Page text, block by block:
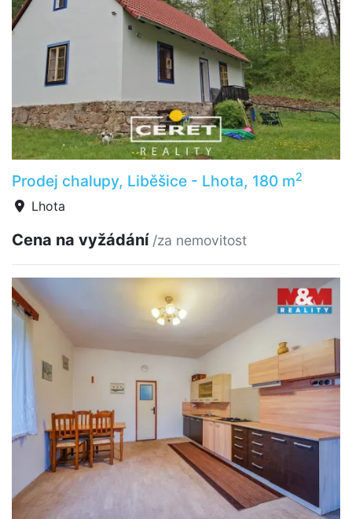
Prodej chalupy, Liběšice - Lhota, 180 m2
Lhota
Cena na vyžádání /za nemovitost